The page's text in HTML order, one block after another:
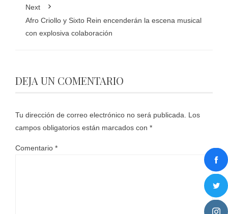
Next
Afro Criollo y Sixto Rein encenderán la escena musical
con explosiva colaboración
DEJA UN COMENTARIO
Tu dirección de correo electrónico no será publicada.
Los
campos obligatorios están marcados con *
Comentario *